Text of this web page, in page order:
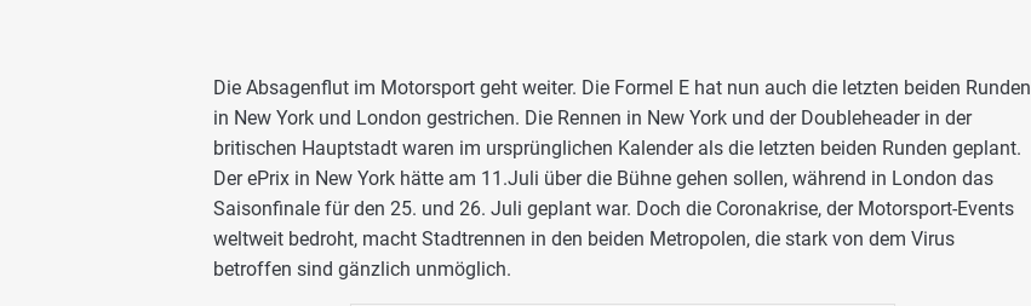
Die Absagenflut im Motorsport geht weiter. Die Formel E hat nun auch die letzten beiden Runden
in New York und London gestrichen. Die Rennen in New York und der Doubleheader in der
britischen Hauptstadt waren im ursprünglichen Kalender als die letzten beiden Runden geplant.
Der ePrix in New York hätte am 11.Juli über die Bühne gehen sollen, während in London das
Saisonfinale für den 25. und 26. Juli geplant war. Doch die Coronakrise, der Motorsport-Events
weltweit bedroht, macht Stadtrennen in den beiden Metropolen, die stark von dem Virus
betroffen sind gänzlich unmöglich.